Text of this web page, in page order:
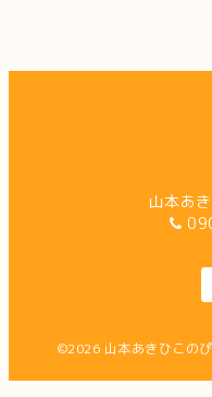
山本あ
©2026 山本あきひこの